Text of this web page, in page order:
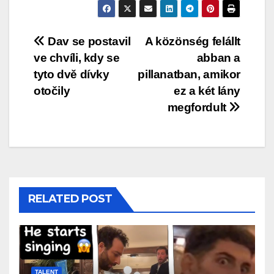
Post
navigation
A közönség felállt
abban a
pillanatban, amikor
ez a két lány
megfordult
Dav se postavil
ve chvíli, kdy se
tyto dvě dívky
otočily
RELATED POST
TALENT